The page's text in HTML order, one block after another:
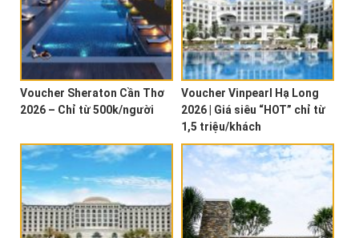
Voucher Sheraton Cần Thơ
2026 – Chỉ từ 500k/người
Voucher Vinpearl Hạ Long
2026 | Giá siêu “HOT” chỉ từ
1,5 triệu/khách